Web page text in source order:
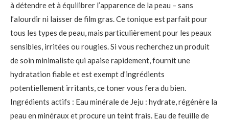
à détendre et à équilibrer l’apparence de la peau – sans
l’alourdir ni laisser de film gras. Ce tonique est parfait pour
tous les types de peau, mais particulièrement pour les peaux
sensibles, irritées ou rougies. Si vous recherchez un produit
de soin minimaliste qui apaise rapidement, fournit une
hydratation fiable et est exempt d’ingrédients
potentiellement irritants, ce toner vous fera du bien.
Ingrédients actifs : Eau minérale de Jeju : hydrate, régénère la
peau en minéraux et procure un teint frais. Eau de feuille de